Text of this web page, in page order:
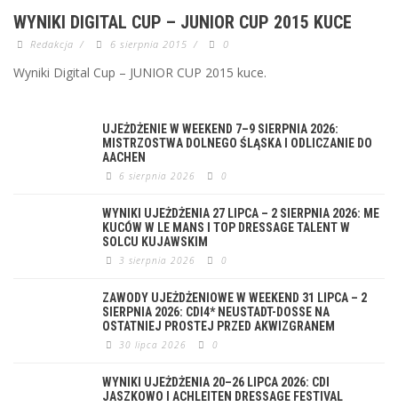
WYNIKI DIGITAL CUP – JUNIOR CUP 2015 KUCE
Redakcja / 6 sierpnia 2015 / 0
Wyniki Digital Cup – JUNIOR CUP 2015 kuce.
UJEŻDŻENIE W WEEKEND 7–9 SIERPNIA 2026:
MISTRZOSTWA DOLNEGO ŚLĄSKA I ODLICZANIE DO
AACHEN
6 sierpnia 2026 0
WYNIKI UJEŻDŻENIA 27 LIPCA – 2 SIERPNIA 2026: ME
KUCÓW W LE MANS I TOP DRESSAGE TALENT W
SOLCU KUJAWSKIM
3 sierpnia 2026 0
ZAWODY UJEŻDŻENIOWE W WEEKEND 31 LIPCA – 2
SIERPNIA 2026: CDI4* NEUSTADT-DOSSE NA
OSTATNIEJ PROSTEJ PRZED AKWIZGRANEM
30 lipca 2026 0
WYNIKI UJEŻDŻENIA 20–26 LIPCA 2026: CDI
JASZKOWO I ACHLEITEN DRESSAGE FESTIVAL